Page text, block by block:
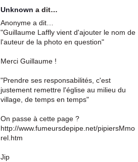
Unknown a dit…
Anonyme a dit…
"Guillaume Laffly vient d'ajouter le nom de
l'auteur de la photo en question"
Merci Guillaume !
"Prendre ses responsabilités, c'est
justement remettre l'église au milieu du
village, de temps en temps"
On passe à cette page ?
http://www.fumeursdepipe.net/pipiersMmo
rel.htm
Jip